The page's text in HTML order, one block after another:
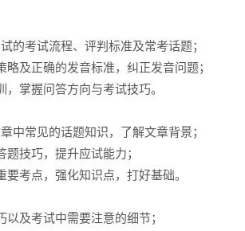
的考试流程、评判标准及常考话题；
及正确的发音标准，纠正发音问题；
掌握问答方向与考试技巧。
中常见的话题知识，了解文章背景；
技巧，提升应试能力；
考点，强化知识点，打好基础。
及考试中需要注意的细节；